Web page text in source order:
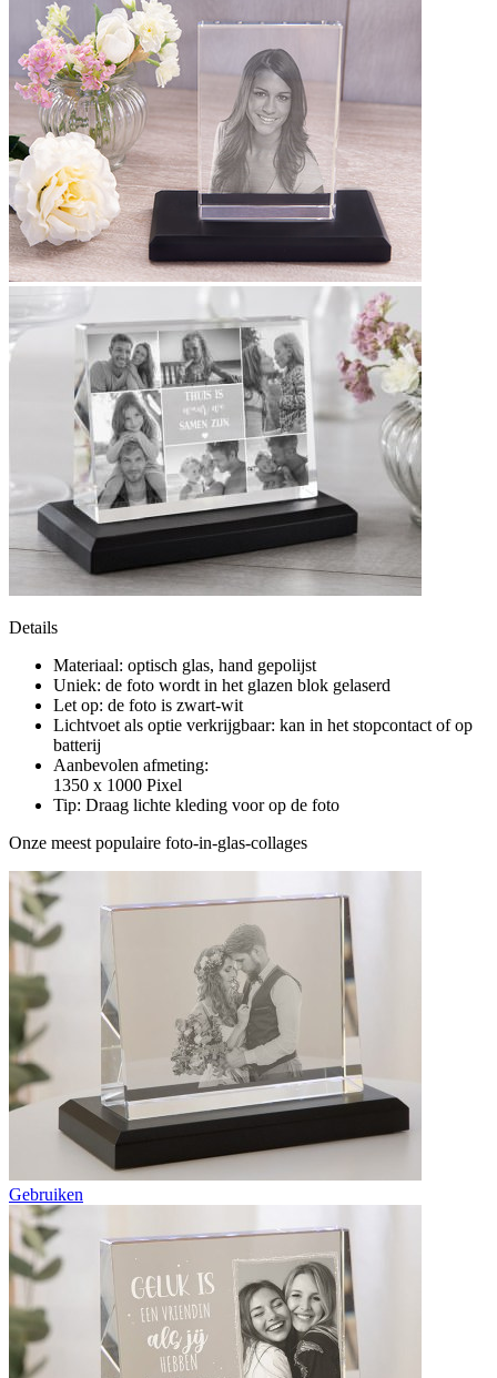
Details
Materiaal: optisch glas, hand gepolijst
Uniek: de foto wordt in het glazen blok gelaserd
Let op: de foto is zwart-wit
Lichtvoet als optie verkrijgbaar: kan in het stopcontact of op
batterij
Aanbevolen afmeting:
1350 x 1000 Pixel
Tip: Draag lichte kleding voor op de foto
Onze meest populaire foto-in-glas-collages
Gebruiken